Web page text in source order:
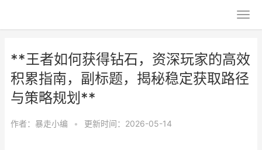
**王者如何获得钻石，资深玩家的高效
积累指南，副标题，揭秘稳定获取路径
与策略规划**
作者： 暴走小编 • 更新时间：2026-05-14